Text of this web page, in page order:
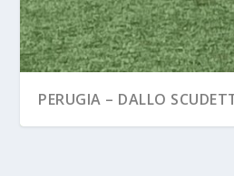
PERUGIA – DALLO